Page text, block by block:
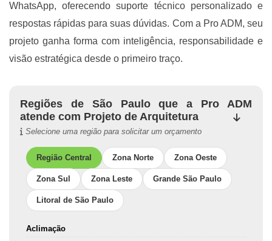
WhatsApp, oferecendo suporte técnico personalizado e
respostas rápidas para suas dúvidas. Com a Pro ADM, seu
projeto ganha forma com inteligência, responsabilidade e
visão estratégica desde o primeiro traço.
Regiões de São Paulo que a Pro ADM
atende com Projeto de Arquitetura
Selecione uma região para solicitar um orçamento
Região Central Zona Norte Zona Oeste
Zona Sul Zona Leste Grande São Paulo
Litoral de São Paulo
Aclimação